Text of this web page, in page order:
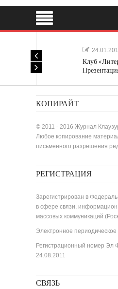
Клуб
КОПИРАЙТ
© 2011 - 2016 Журнал
Любое копирование
письменного разрешения
РЕГИСТРАЦИЯ
Зарегистрирован в
в сфере связи,
массовых коммуникаций
Электронное
Регистрационный номер Эл
24.08.2011
СВЯЗЬ